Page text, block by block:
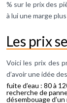
% sur le prix des
à lui une marge
Les prix
Voici les prix des
d’avoir une idée
fuite d’eau : 80 à
recherche de
désembouage